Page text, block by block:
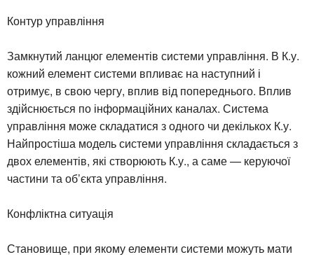
Контур управління
Замкнутий ланцюг елементів системи управління. В К.у.
кожний елемент системи впливає на наступний і
отримує, в свою чергу, вплив від попереднього. Вплив
здійснюється по інформаційних каналах. Система
управління може складатися з одного чи декількох К.у.
Найпростіша модель системи управління складається з
двох елементів, які створюють К.у., а саме — керуючої
частини та об’єкта управління.
Конфліктна ситуація
Становище, при якому елементи системи можуть мати